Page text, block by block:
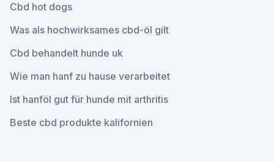
Cbd hot dogs
Was als hochwirksames cbd-öl gilt
Cbd behandelt hunde uk
Wie man hanf zu hause verarbeitet
Ist hanföl gut für hunde mit arthritis
Beste cbd produkte kalifornien